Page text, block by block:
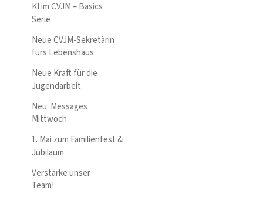
KI im CVJM – Basics
Serie
Neue CVJM-Sekretärin
fürs Lebenshaus
Neue Kraft für die
Jugendarbeit
Neu: Messages
Mittwoch
1. Mai zum Familienfest &
Jubiläum
Verstärke unser
Team!